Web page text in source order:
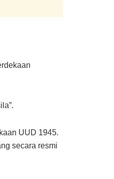
UUD 1945.
secara resmi